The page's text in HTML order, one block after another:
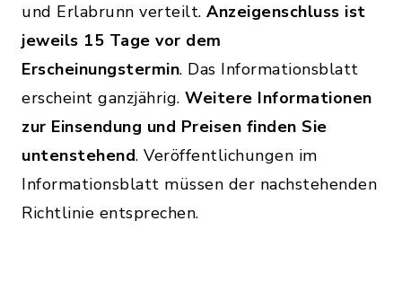
und Erlabrunn verteilt. Anzeigenschluss ist
jeweils 15 Tage vor dem
Erscheinungstermin. Das Informationsblatt
erscheint ganzjährig. Weitere Informationen
zur Einsendung und Preisen finden Sie
untenstehend. Veröffentlichungen im
Informationsblatt müssen der nachstehenden
Richtlinie entsprechen.